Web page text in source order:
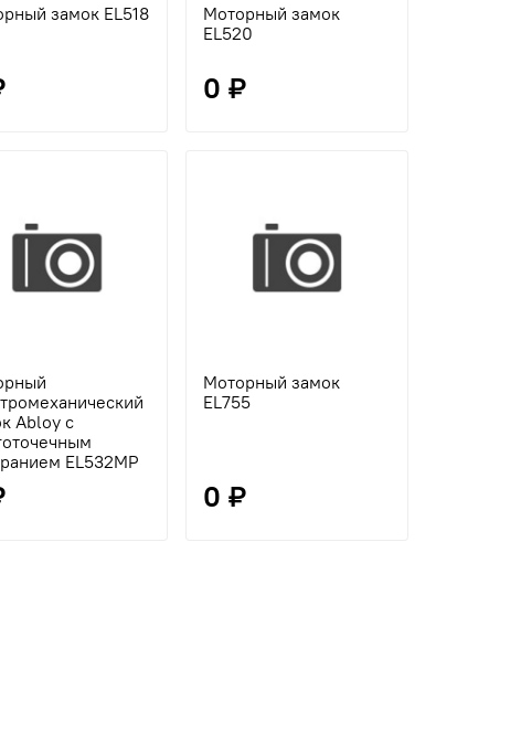
замок EL518
Моторный замок
EL520
0 ₽
Abloy с
EL532MP
Моторный замок
EL755
0 ₽